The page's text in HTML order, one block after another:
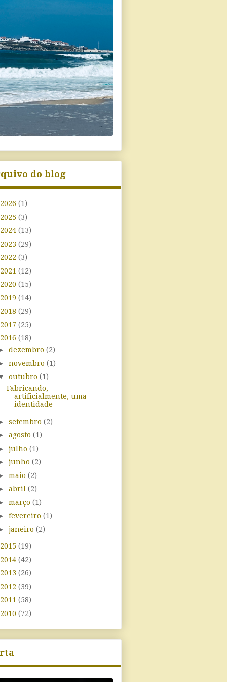
do blog
2026 (1)
2025 (3)
2024 (13)
2023 (29)
2022 (3)
2021 (12)
2020 (15)
2019 (14)
2018 (29)
2017 (25)
2016 (18)
dezembro (2)
novembro (1)
outubro (1)
Fabricando,
artificialmente, uma
identidade
setembro (2)
agosto (1)
julho (1)
junho (2)
maio (2)
abril (2)
março (1)
fevereiro (1)
janeiro (2)
2015 (19)
2014 (42)
2013 (26)
2012 (39)
2011 (58)
2010 (72)